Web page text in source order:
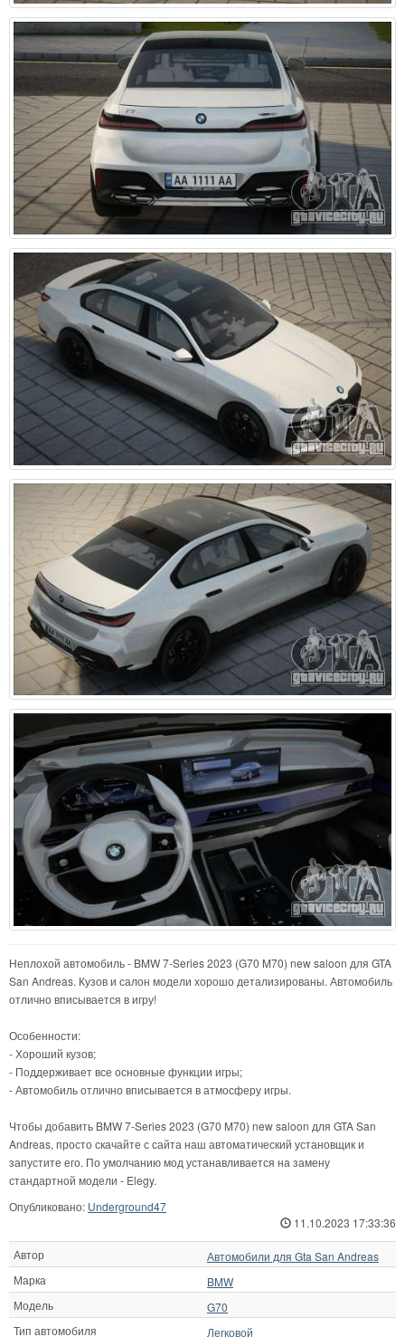
Неплохой автомобиль - BMW 7-Series 2023 (G70 M70) new saloon для GTA
San Andreas. Кузов и салон модели хорошо детализированы. Автомобиль
отлично вписывается в игру!
Особенности:
- Хороший кузов;
- Поддерживает все основные функции игры;
- Автомобиль отлично вписывается в атмосферу игры.
Чтобы добавить BMW 7-Series 2023 (G70 M70) new saloon для GTA San
Andreas, просто скачайте с сайта наш автоматический установщик и
запустите его. По умолчанию мод устанавливается на замену
стандартной модели - Elegy.
Опубликовано: Underground47
11.10.2023 17:33:36
Автор
Автомобили для Gta San Andreas
Марка
BMW
Модель
G70
Тип автомобиля
Легковой